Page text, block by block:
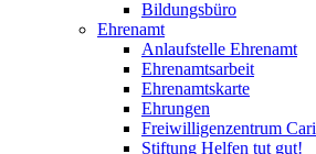
Bildungsbüro
Ehrenamt
Anlaufstelle Ehrenamt
Ehrenamtsarbeit
Ehrenamtskarte
Ehrungen
Freiwilligenzentrum
Stiftung Helfen tut gut!